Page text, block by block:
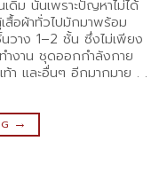
ดิม นั่นเพราะปัญหาไม่ได้
อผ้าทั่วไปมักมาพร้อม
วาง 1–2 ชั้น ซึ่งไม่เพียง
ำงาน ชุดออกกำลังกาย
ท้า และอื่นๆ อีกมากมาย . .
→